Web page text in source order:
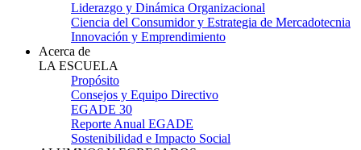
Liderazgo y Dinámica Organizacional
Ciencia del Consumidor y Estrategia de Mercadotecnia
Innovación y Emprendimiento
Acerca de
LA ESCUELA
Propósito
Consejos y Equipo Directivo
EGADE 30
Reporte Anual EGADE
Sostenibilidad e Impacto Social